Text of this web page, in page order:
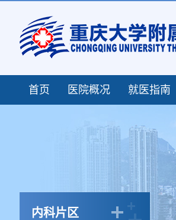
首页 医院概况 就医指南
内科片区